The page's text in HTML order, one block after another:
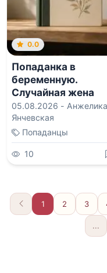
0.0
Попаданка в
беременную.
Случайная жена
дракона
05.08.2026 - Анжелика
Янчевская
Попаданцы
10
1 2 3
...